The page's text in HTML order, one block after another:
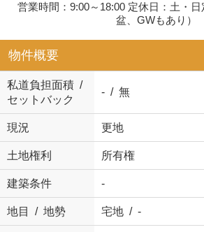
営業時間：9:00～18:00 定休日：土・
盆、GWもあり）
物件概要
私道負担面積 /
セットバック
- / 無
現況 更地
土地権利 所有権
建築条件 -
地目 / 地勢 宅地 / -